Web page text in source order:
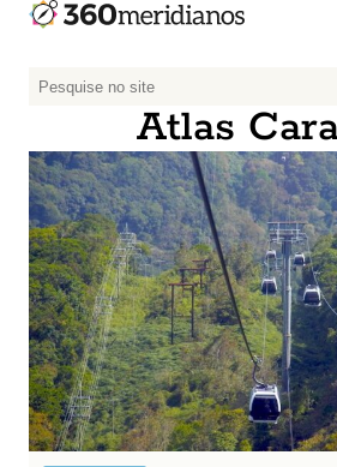
P
q
u
i
s
a
r
p
o
r
:
Atlas